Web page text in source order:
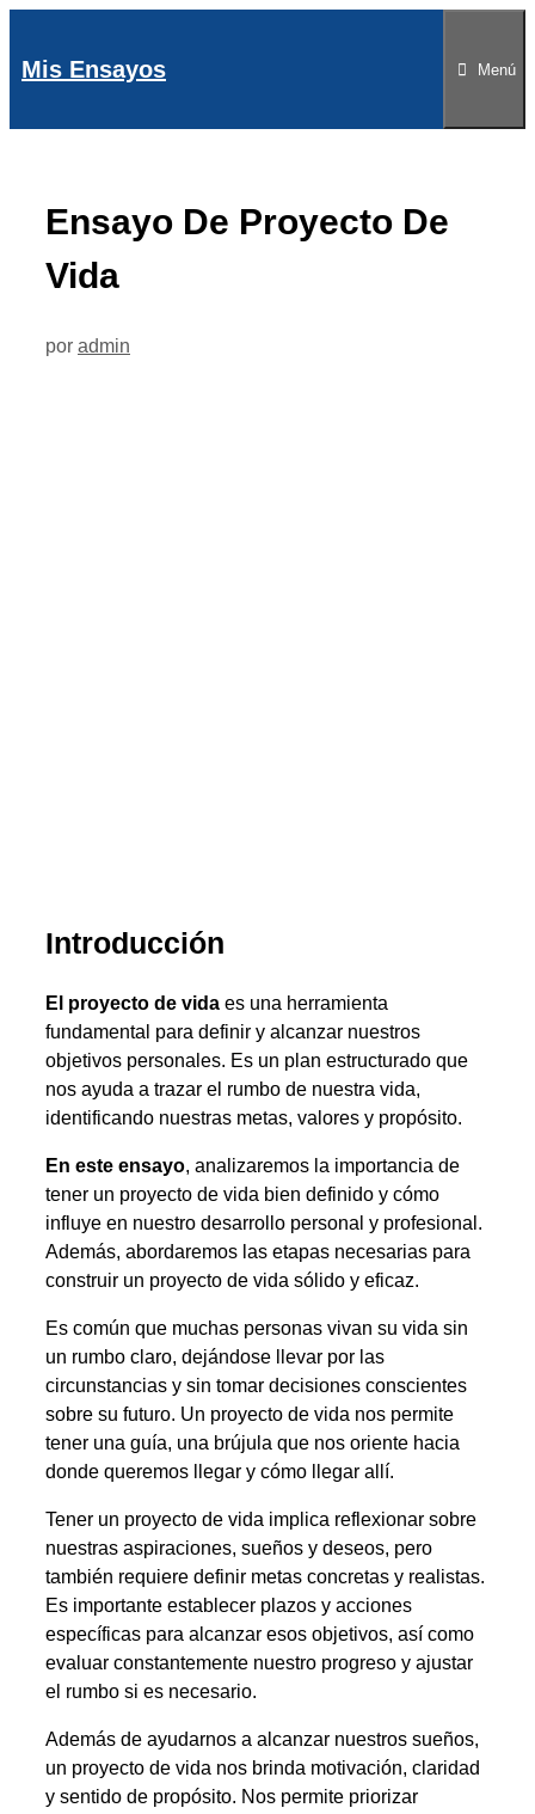
contenido
Mis Ensayos Menú
Ensayo De Proyecto De
Vida
por admin
Introducción
El proyecto de vida es una herramienta
fundamental para definir y alcanzar nuestros
objetivos personales. Es un plan estructurado que
nos ayuda a trazar el rumbo de nuestra vida,
identificando nuestras metas, valores y propósito.
En este ensayo, analizaremos la importancia de
tener un proyecto de vida bien definido y cómo
influye en nuestro desarrollo personal y profesional.
Además, abordaremos las etapas necesarias para
construir un proyecto de vida sólido y eficaz.
Es común que muchas personas vivan su vida sin
un rumbo claro, dejándose llevar por las
circunstancias y sin tomar decisiones conscientes
sobre su futuro. Un proyecto de vida nos permite
tener una guía, una brújula que nos oriente hacia
donde queremos llegar y cómo llegar allí.
Tener un proyecto de vida implica reflexionar sobre
nuestras aspiraciones, sueños y deseos, pero
también requiere definir metas concretas y realistas.
Es importante establecer plazos y acciones
específicas para alcanzar esos objetivos, así como
evaluar constantemente nuestro progreso y ajustar
el rumbo si es necesario.
Además de ayudarnos a alcanzar nuestros sueños,
un proyecto de vida nos brinda motivación, claridad
y sentido de propósito. Nos permite priorizar